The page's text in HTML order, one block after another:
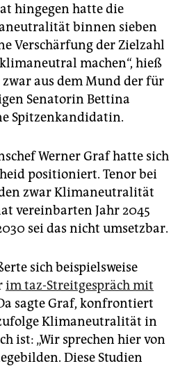
hingegen hatte die
binnen sieben
Verschärfung der Zielzahl
machen“, hieß
aus dem Mund der für
Senatorin Bettina
Spitzenkandidatin.
Werner Graf hatte sich
positioniert. Tenor bei
zwar Klimaneutralität
vereinbarten Jahr 2045
sei das nicht umsetzbar.
sich beispielsweise
im taz-Streitgespräch mit
sagte Graf, konfrontiert
Klimaneutralität in
ist: „Wir sprechen hier von
Diese Studien